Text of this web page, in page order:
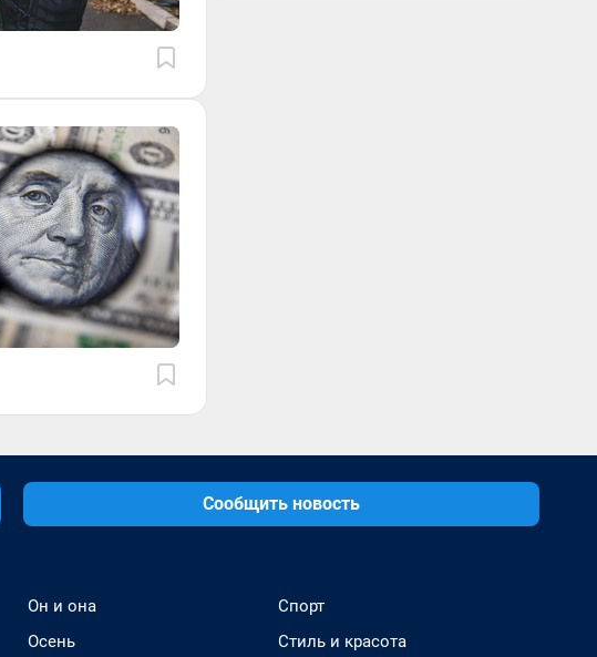
Сообщить новость
Он и она
Осень
Спорт
Стиль и красота